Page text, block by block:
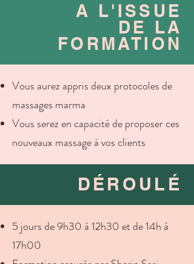
A L'ISSUE
DE LA
FORMATION
Vous aurez appris deux protocoles de
massages marma
Vous serez en capacité de proposer ces
nouveaux massage à vos clients
DÉROULÉ
5 jours de 9h30 à 12h30 et de 14h à
17h00